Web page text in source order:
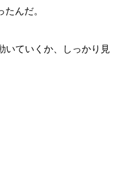
んだ。
いていくか、しっかり見